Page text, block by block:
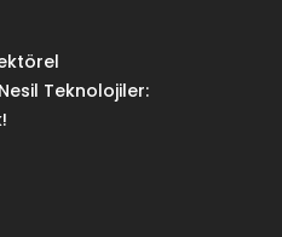
Teknolojiler: